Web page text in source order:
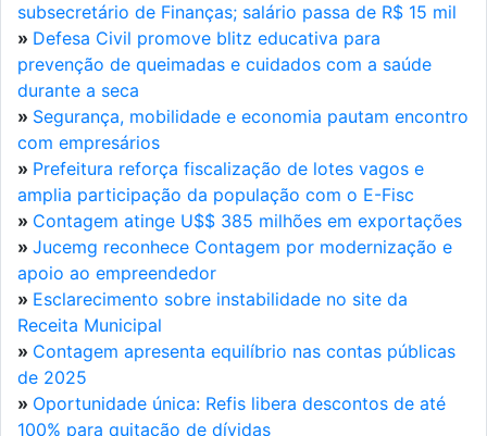
subsecretário de Finanças; salário passa de R$ 15 mil
» Defesa Civil promove blitz educativa para
prevenção de queimadas e cuidados com a saúde
durante a seca
» Segurança, mobilidade e economia pautam encontro
com empresários
» Prefeitura reforça fiscalização de lotes vagos e
amplia participação da população com o E-Fisc
» Contagem atinge U$$ 385 milhões em exportações
» Jucemg reconhece Contagem por modernização e
apoio ao empreendedor
» Esclarecimento sobre instabilidade no site da
Receita Municipal
» Contagem apresenta equilíbrio nas contas públicas
de 2025
» Oportunidade única: Refis libera descontos de até
100% para quitação de dívidas